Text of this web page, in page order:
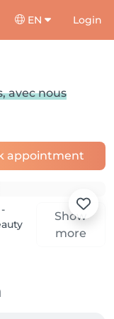
EN Login
avec nous
appointment
Show
more